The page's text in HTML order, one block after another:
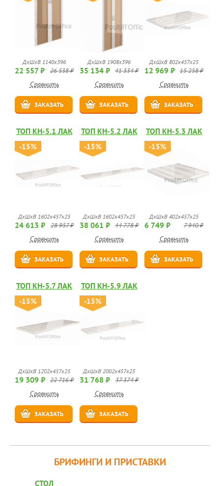
ДхШхВ 1140х396
22 557 ₽ 26 538 ₽
Сравнить
ЗАКАЗАТЬ
ДхШхВ 1908х396
35 134 ₽ 41 334 ₽
Сравнить
ЗАКАЗАТЬ
ДхШхВ 802х457х25
12 969 ₽ 15 258 ₽
Сравнить
ЗАКАЗАТЬ
ТОП КН-5.1 ЛАК
-15%
ДхШхВ 1602х457х25
24 613 ₽ 28 957 ₽
Сравнить
ЗАКАЗАТЬ
ТОП КН-5.2 ЛАК
-15%
ДхШхВ 1602х457х25
38 061 ₽ 44 778 ₽
Сравнить
ЗАКАЗАТЬ
ТОП КН-5.3 ЛАК
-15%
ДхШхВ 402х457х25
6 749 ₽ 7 940 ₽
Сравнить
ЗАКАЗАТЬ
ТОП КН-5.7 ЛАК
-15%
ДхШхВ 1202х457х25
19 309 ₽ 22 716 ₽
Сравнить
ЗАКАЗАТЬ
ТОП КН-5.9 ЛАК
-15%
ДхШхВ 2002х457х25
31 768 ₽ 37 374 ₽
Сравнить
ЗАКАЗАТЬ
БРИФИНГИ И ПРИСТАВКИ
СТОЛ